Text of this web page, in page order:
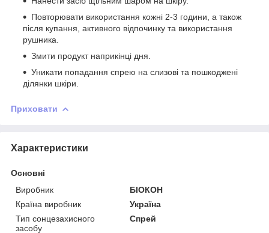
Повторювати використання кожні 2-3 години, а також
після купання, активного відпочинку та використання
рушника.
Змити продукт наприкінці дня.
Уникати попадання спрею на слизові та пошкоджені
ділянки шкіри.
Приховати
Характеристики
Основні
Виробник
БІОКОН
Країна виробник
Україна
Тип сонцезахисного
засобу
Спрей